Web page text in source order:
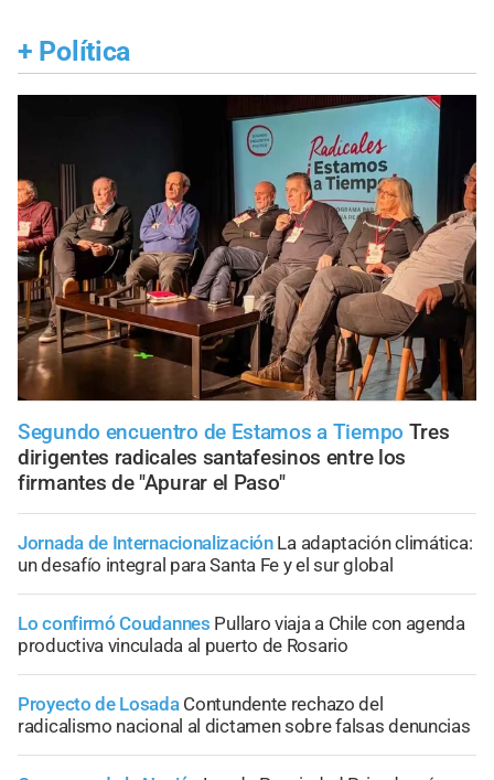
+ Política
Segundo encuentro de Estamos a Tiempo Tres
dirigentes radicales santafesinos entre los
firmantes de "Apurar el Paso"
Jornada de Internacionalización La adaptación climática:
un desafío integral para Santa Fe y el sur global
Lo confirmó Coudannes Pullaro viaja a Chile con agenda
productiva vinculada al puerto de Rosario
Proyecto de Losada Contundente rechazo del
radicalismo nacional al dictamen sobre falsas denuncias